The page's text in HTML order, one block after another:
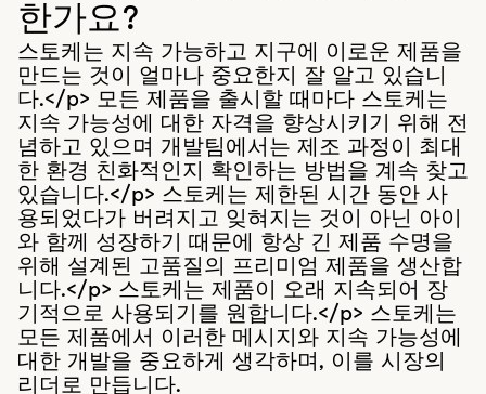
한가요?
스토케는 지속 가능하고 지구에 이로운 제품을
만드는 것이 얼마나 중요한지 잘 알고 있습니
다.</p> 모든 제품을 출시할 때마다 스토케는
지속 가능성에 대한 자격을 향상시키기 위해 전
념하고 있으며 개발팀에서는 제조 과정이 최대
한 환경 친화적인지 확인하는 방법을 계속 찾고
있습니다.</p> 스토케는 제한된 시간 동안 사
용되었다가 버려지고 잊혀지는 것이 아닌 아이
와 함께 성장하기 때문에 항상 긴 제품 수명을
위해 설계된 고품질의 프리미엄 제품을 생산합
니다.</p> 스토케는 제품이 오래 지속되어 장
기적으로 사용되기를 원합니다.</p> 스토케는
모든 제품에서 이러한 메시지와 지속 가능성에
대한 개발을 중요하게 생각하며, 이를 시장의
리더로 만듭니다.